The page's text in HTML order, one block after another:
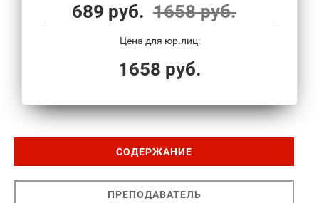
689 руб. 1658 руб.
Цена для юр.лиц:
1658 руб.
СОДЕРЖАНИЕ
ПРЕПОДАВАТЕЛЬ